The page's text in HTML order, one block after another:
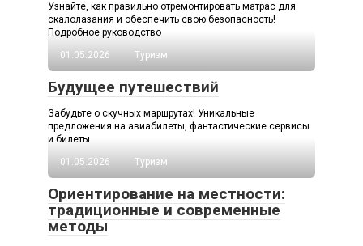
Узнайте, как правильно отремонтировать матрас для
скалолазания и обеспечить свою безопасность!
Подробное руководство
01.05.2026
Туризм
Будущее путешествий
Забудьте о скучных маршрутах! Уникальные
предложения на авиабилеты, фантастические сервисы
и билеты
01.05.2026
Туризм
Ориентирование на местности:
традиционные и современные
методы